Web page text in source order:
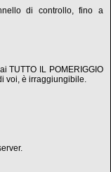
di controllo, fino a
TUTTO IL POMERIGGIO
voi, è irraggiungibile.